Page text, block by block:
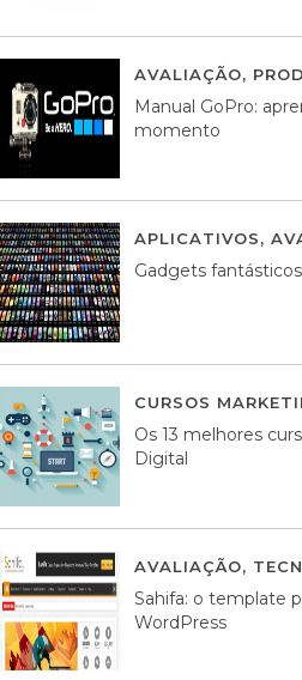
AVALIAÇÃO,
Manual GoPro:
momento
APLICATIVOS,
Gadgets
CURSOS
Os 13 melhores
Digital
AVALIAÇÃO,
Sahifa: o template
WordPress